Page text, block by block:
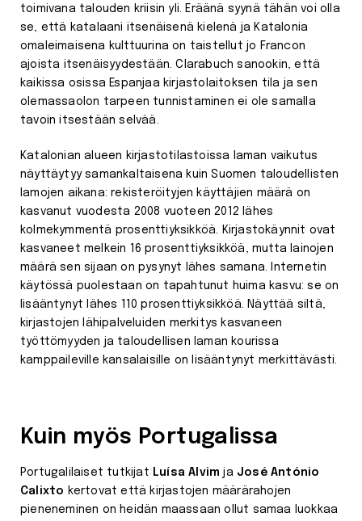
toimivana talouden kriisin yli. Eräänä syynä tähän voi olla
se, että katalaani itsenäisenä kielenä ja Katalonia
omaleimaisena kulttuurina on taistellut jo Francon
ajoista itsenäisyydestään. Clarabuch sanookin, että
kaikissa osissa Espanjaa kirjastolaitoksen tila ja sen
olemassaolon tarpeen tunnistaminen ei ole samalla
tavoin itsestään selvää.
Katalonian alueen kirjastotilastoissa laman vaikutus
näyttäytyy samankaltaisena kuin Suomen taloudellisten
lamojen aikana: rekisteröityjen käyttäjien määrä on
kasvanut vuodesta 2008 vuoteen 2012 lähes
kolmekymmentä prosenttiyksikköä. Kirjastokäynnit ovat
kasvaneet melkein 16 prosenttiyksikköä, mutta lainojen
määrä sen sijaan on pysynyt lähes samana. Internetin
käytössä puolestaan on tapahtunut huima kasvu: se on
lisääntynyt lähes 110 prosenttiyksikköä. Näyttää siltä,
kirjastojen lähipalveluiden merkitys kasvaneen
työttömyyden ja taloudellisen laman kourissa
kamppaileville kansalaisille on lisääntynyt merkittävästi.
Kuin myös Portugalissa
Portugalilaiset tutkijat Luísa Alvimja José António
Calixto kertovat että kirjastojen määrärahojen
pieneneminen on heidän maassaan ollut samaa luokkaa